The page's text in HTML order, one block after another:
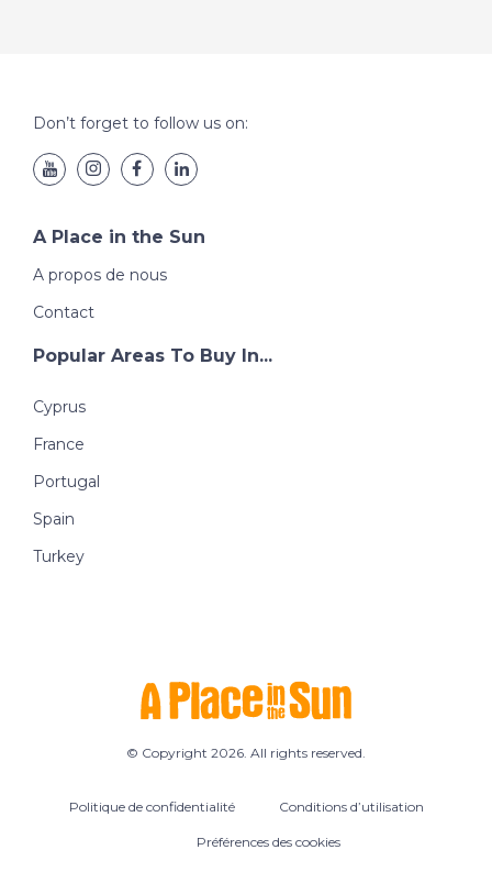
Don’t forget to follow us on:
A Place in the Sun
A propos de nous
Contact
Popular Areas To Buy In...
Cyprus
France
Portugal
Spain
Turkey
© Copyright 2026. All rights reserved.
Politique de confidentialité Conditions d’utilisation
Préférences des cookies